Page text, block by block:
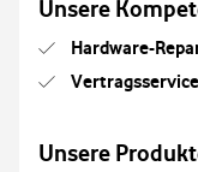
Unsere
Hardware-
Vertragsservice
Unsere